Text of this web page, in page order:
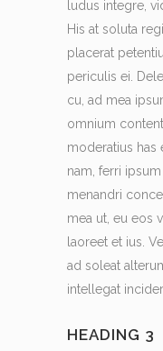
ludus integre,
His at soluta
placerat
periculis ei.
cu, ad mea
omnium
moderatius has
nam, ferri
menandri
mea ut, eu eos
laoreet et ius.
ad soleat
intellegat
HEADING 3